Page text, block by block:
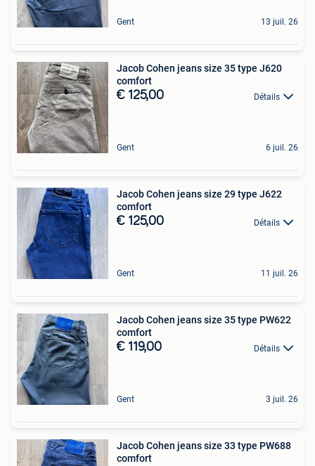
Gent 13 juil. 26
Jacob Cohen jeans size 35 type J620
comfort
€ 125,00 Détails
Gent 6 juil. 26
Jacob Cohen jeans size 29 type J622
comfort
€ 125,00 Détails
Gent 11 juil. 26
Jacob Cohen jeans size 35 type PW622
comfort
€ 119,00 Détails
Gent 3 juil. 26
Jacob Cohen jeans size 33 type PW688
comfort